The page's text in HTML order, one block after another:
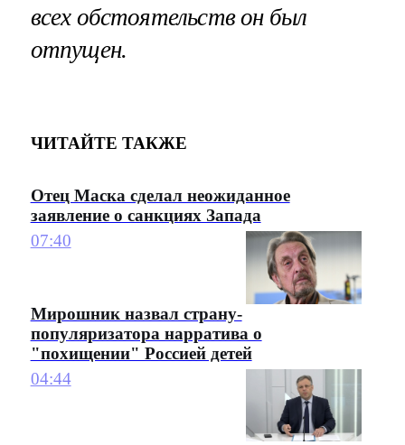
всех обстоятельств он был
отпущен.
ЧИТАЙТЕ ТАКЖЕ
Отец Маска сделал неожиданное
заявление о санкциях Запада
07:40
Мирошник назвал страну-
популяризатора нарратива о
"похищении" Россией детей
04:44